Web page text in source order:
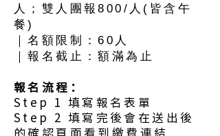
人；雙人團報800/人(皆含午
餐)
｜名額限制：60人
｜報名截止：額滿為止
報名流程：
Step 1 填寫報名表單
Step 2 填寫完後會在送出後
的確認頁面看到繳費連結